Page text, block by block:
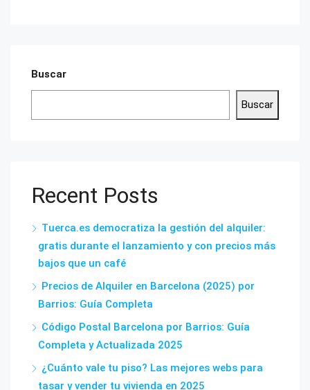
Buscar
Buscar
Recent Posts
Tuerca.es democratiza la gestión del alquiler:
gratis durante el lanzamiento y con precios más
bajos que un café
Precios de Alquiler en Barcelona (2025) por
Barrios: Guía Completa
Código Postal Barcelona por Barrios: Guía
Completa y Actualizada 2025
¿Cuánto vale tu piso? Las mejores webs para
tasar y vender tu vivienda en 2025